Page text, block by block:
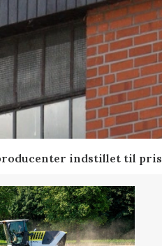
indstillet til pris